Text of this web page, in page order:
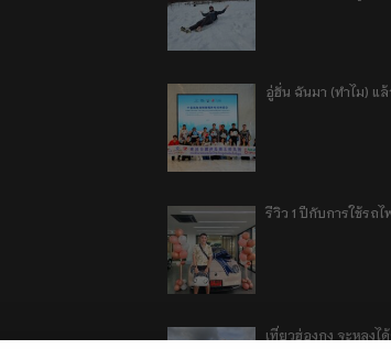
อู่ฮั่น ฉันมา (ทำไม) แ
รีวิว 1 ปีกับการใช้รถ
เที่ยวฮ่องกง จะหลงได้